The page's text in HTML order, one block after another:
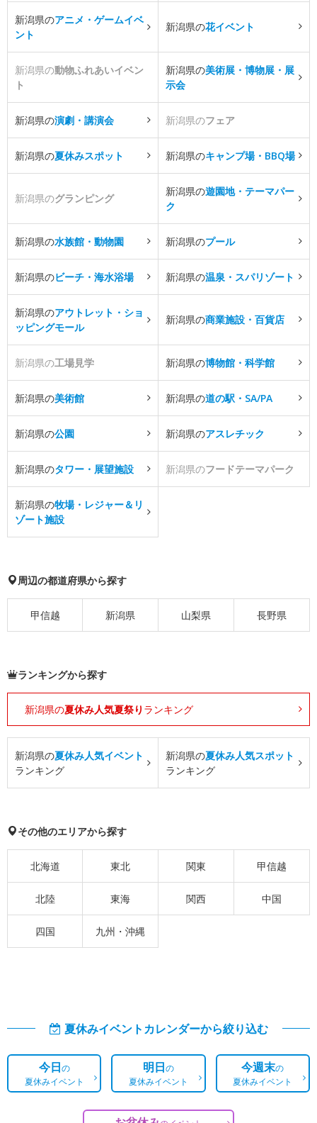
新潟県のアニメ・ゲームイベ
ント
新潟県の花イベント
新潟県の動物ふれあいイベン
ト
新潟県の美術展・博物展・展
示会
新潟県の演劇・講演会 新潟県のフェア
新潟県の夏休みスポット 新潟県のキャンプ場・BBQ場
新潟県のグランピング
新潟県の遊園地・テーマパー
ク
新潟県の水族館・動物園 新潟県のプール
新潟県のビーチ・海水浴場 新潟県の温泉・スパリゾート
新潟県のアウトレット・ショ
ッピングモール
新潟県の商業施設・百貨店
新潟県の工場見学 新潟県の博物館・科学館
新潟県の美術館 新潟県の道の駅・SA/PA
新潟県の公園 新潟県のアスレチック
新潟県のタワー・展望施設 新潟県のフードテーマパーク
新潟県の牧場・レジャー＆リ
ゾート施設
周辺の都道府県から探す
甲信越 新潟県 山梨県 長野県
ランキングから探す
新潟県の夏休み人気夏祭り ランキング
新潟県の夏休み人気イベント
ランキング
新潟県の夏休み人気スポット
ランキング
その他のエリアから探す
北海道 東北 関東 甲信越
北陸 東海 関西 中国
四国 九州・沖縄
夏休みイベントカレンダーから絞り込む
今日の
夏休みイベント
明日の
夏休みイベント
今週末の
夏休みイベント